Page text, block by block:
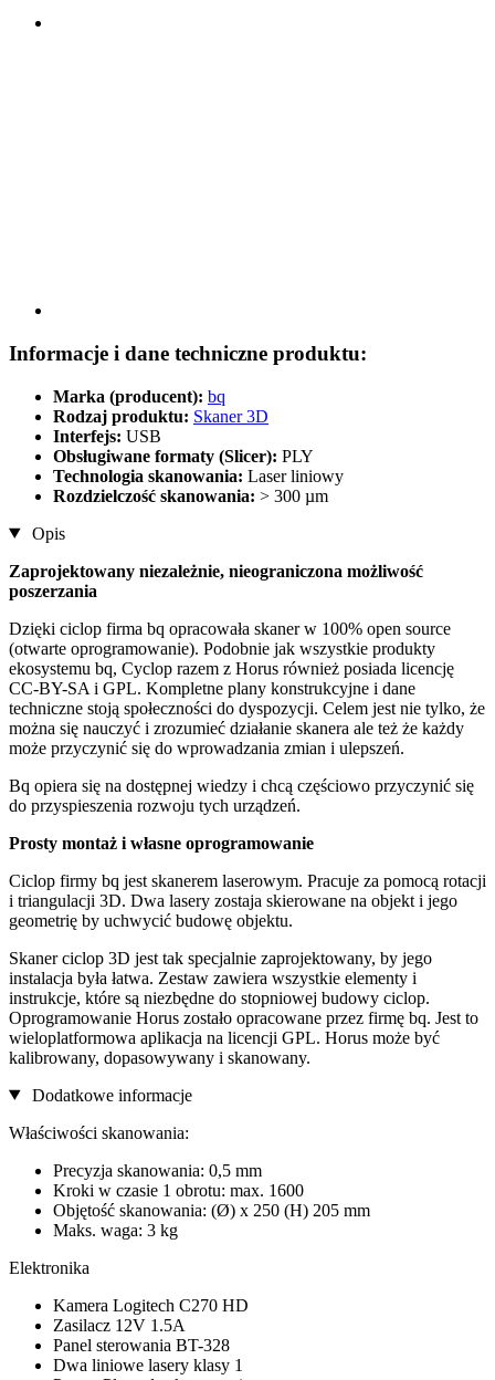
Informacje i dane techniczne produktu:
Marka (producent): bq
Rodzaj produktu: Skaner 3D
Interfejs: USB
Obsługiwane formaty (Slicer): PLY
Technologia skanowania: Laser liniowy
Rozdzielczość skanowania: > 300 µm
Opis
Zaprojektowany niezależnie, nieograniczona możliwość
poszerzania
Dzięki ciclop firma bq opracowała skaner w 100% open source
(otwarte oprogramowanie). Podobnie jak wszystkie produkty
ekosystemu bq, Cyclop razem z Horus również posiada licencję
CC-BY-SA i GPL. Kompletne plany konstrukcyjne i dane
techniczne stoją społeczności do dyspozycji. Celem jest nie tylko, że
można się nauczyć i zrozumieć działanie skanera ale też że każdy
może przyczynić się do wprowadzania zmian i ulepszeń.
Bq opiera się na dostępnej wiedzy i chcą częściowo przyczynić się
do przyspieszenia rozwoju tych urządzeń.
Prosty montaż i własne oprogramowanie
Ciclop firmy bq jest skanerem laserowym. Pracuje za pomocą rotacji
i triangulacji 3D. Dwa lasery zostaja skierowane na objekt i jego
geometrię by uchwycić budowę objektu.
Skaner ciclop 3D jest tak specjalnie zaprojektowany, by jego
instalacja była łatwa. Zestaw zawiera wszystkie elementy i
instrukcje, które są niezbędne do stopniowej budowy ciclop.
Oprogramowanie Horus zostało opracowane przez firmę bq. Jest to
wieloplatformowa aplikacja na licencji GPL. Horus może być
kalibrowany, dopasowywany i skanowany.
Dodatkowe informacje
Właściwości skanowania:
Precyzja skanowania: 0,5 mm
Kroki w czasie 1 obrotu: max. 1600
Objętość skanowania: (Ø) x 250 (H) 205 mm
Maks. waga: 3 kg
Elektronika
Kamera Logitech C270 HD
Zasilacz 12V 1.5A
Panel sterowania BT-328
Dwa liniowe lasery klasy 1